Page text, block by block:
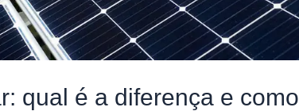
qual é a diferença e como